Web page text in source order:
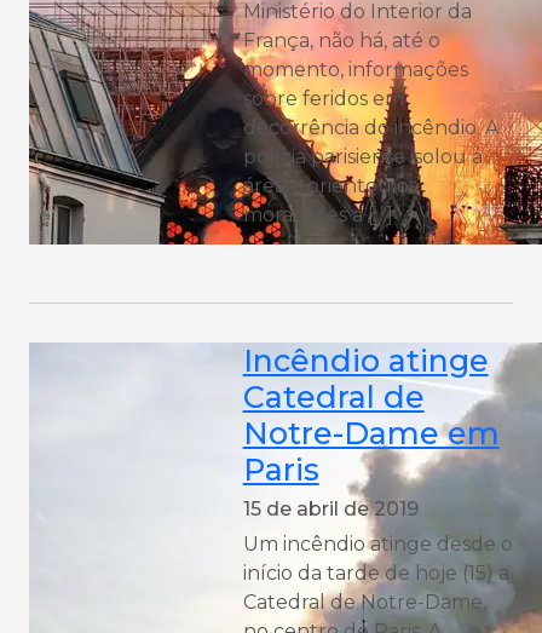
Ministério do Interior da
França, não há, até o
momento, informações
sobre feridos em
decorrência do incêndio. A
polícia parisiense isolou a
área e orientou os
moradores a […]
Incêndio atinge
Catedral de
Notre-Dame em
Paris
15 de abril de 2019
Um incêndio atinge desde o
início da tarde de hoje (15) a
Catedral de Notre-Dame,